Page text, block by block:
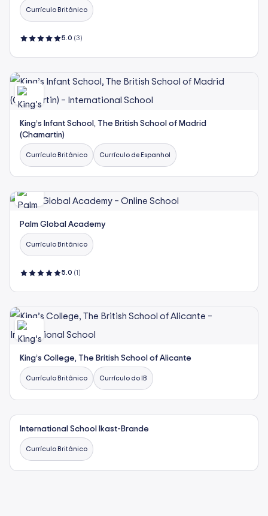
Currículo Britânico
5.0 (3)
King’s Infant School, The British School of Madrid
(Chamartin)
Currículo Britânico Currículo de Espanhol
Palm Global Academy
Currículo Britânico
5.0 (1)
King’s College, The British School of Alicante
Currículo Britânico Currículo do IB
International School Ikast-Brande
Currículo Britânico